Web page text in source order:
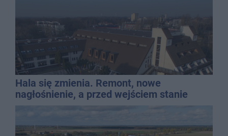
Hala się zmienia. Remont, nowe
nagłośnienie, a przed wejściem stanie
QEMETICA ARENA